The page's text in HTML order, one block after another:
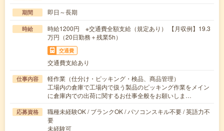
期間 即日～長期
時給
時給1200円 ※交通費全額支給（規定あり） 【月収例】19.3
万円（20日勤務＋残業5h）
交通費
交通費支給あり
仕事内容
軽作業（仕分け・ピッキング・検品、商品管理）
工場内の倉庫で工場内で扱う製品のピッキング作業をメイン
に倉庫内での出荷に関するお仕事全般をお願いしま…
応募資格
職種未経験OK / ブランクOK / パソコンスキル不要 / 英語力不
要
未経験可